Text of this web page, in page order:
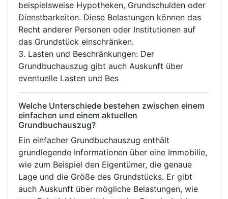
beispielsweise Hypotheken, Grundschulden oder
Dienstbarkeiten. Diese Belastungen können das
Recht anderer Personen oder Institutionen auf
das Grundstück einschränken.
3. Lasten und Beschränkungen: Der
Grundbuchauszug gibt auch Auskunft über
eventuelle Lasten und Bes
Welche Unterschiede bestehen zwischen einem
einfachen und einem aktuellen
Grundbuchauszug?
Ein einfacher Grundbuchauszug enthält
grundlegende Informationen über eine Immobilie,
wie zum Beispiel den Eigentümer, die genaue
Lage und die Größe des Grundstücks. Er gibt
auch Auskunft über mögliche Belastungen, wie